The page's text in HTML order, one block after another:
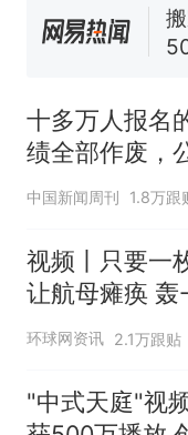
热
十多万人报名
绩全部作废，
中国新闻周刊 1.8万跟
视频丨只要一
让航母瘫痪 轰
多强？
环球网资讯 2.1万跟贴
"中式天庭"视